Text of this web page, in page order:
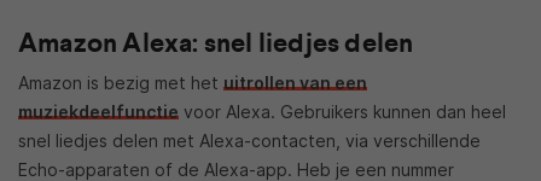
Amazon Alexa: snel liedjes delen
Amazon is bezig met het uitrollen van een
muziekdeelfunctie voor Alexa. Gebruikers kunnen dan heel
snel liedjes delen met Alexa-contacten, via verschillende
Echo-apparaten of de Alexa-app. Heb je een nummer